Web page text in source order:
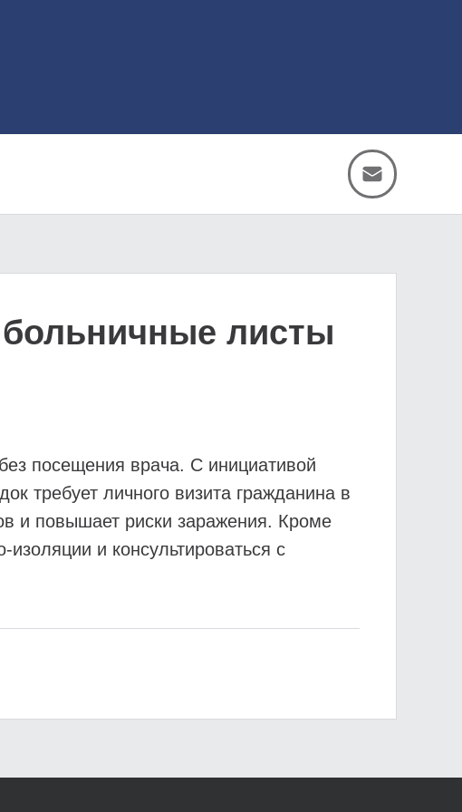
больничные листы
посещения врача. С инициативой
требует личного визита гражданина в
и повышает риски заражения. Кроме
и консультироваться с